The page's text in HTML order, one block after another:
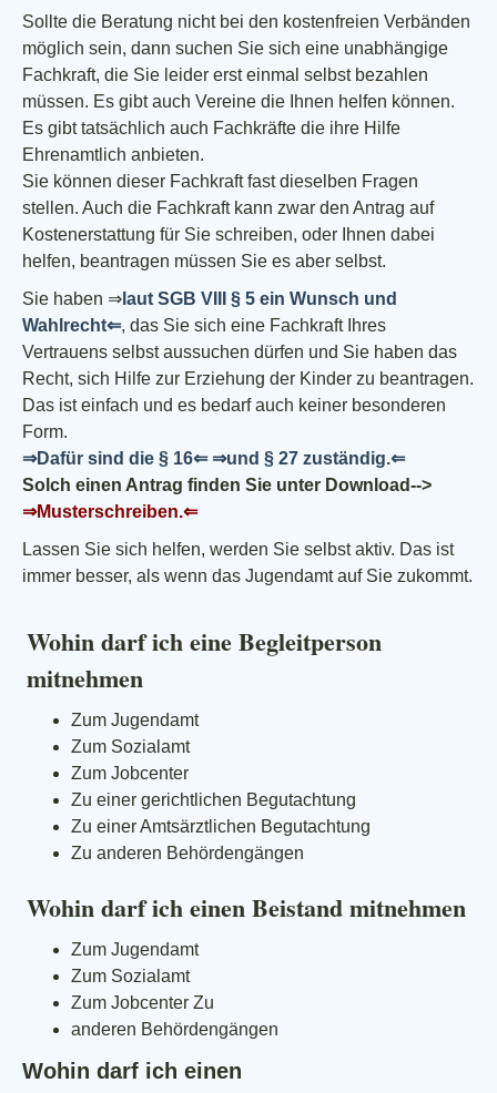
Sollte die Beratung nicht bei den kostenfreien Verbänden
möglich sein, dann suchen Sie sich eine unabhängige
Fachkraft, die Sie leider erst einmal selbst bezahlen
müssen. Es gibt auch Vereine die Ihnen helfen können.
Es gibt tatsächlich auch Fachkräfte die ihre Hilfe
Ehrenamtlich anbieten.
Sie können dieser Fachkraft fast dieselben Fragen
stellen. Auch die Fachkraft kann zwar den Antrag auf
Kostenerstattung für Sie schreiben, oder Ihnen dabei
helfen, beantragen müssen Sie es aber selbst.
Sie haben ⇒ laut SGB VIII § 5 ein Wunsch und
Wahlrecht⇐, das Sie sich eine Fachkraft Ihres
Vertrauens selbst aussuchen dürfen und Sie haben das
Recht, sich Hilfe zur Erziehung der Kinder zu beantragen.
Das ist einfach und es bedarf auch keiner besonderen
Form.
⇒Dafür sind die § 16⇐ ⇒und § 27 zuständig.⇐
Solch einen Antrag finden Sie unter Download-->
⇒Musterschreiben.⇐
Lassen Sie sich helfen, werden Sie selbst aktiv. Das ist
immer besser, als wenn das Jugendamt auf Sie zukommt.
Wohin darf ich eine Begleitperson
mitnehmen
Zum Jugendamt
Zum Sozialamt
Zum Jobcenter
Zu einer gerichtlichen Begutachtung
Zu einer Amtsärztlichen Begutachtung
Zu anderen Behördengängen
Wohin darf ich einen Beistand mitnehmen
Zum Jugendamt
Zum Sozialamt
Zum Jobcenter Zu
anderen Behördengängen
Wohin darf ich einen